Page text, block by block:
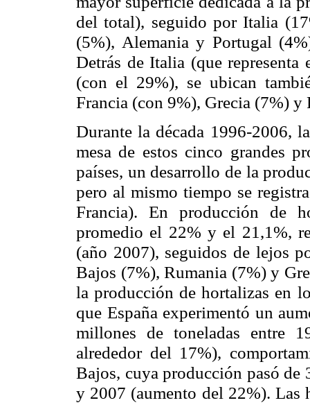
del total), seguido por Italia
(5%), Alemania y Portugal
Detrás de Italia (que
(con el 29%), se ubican
Francia (con 9%), Grecia (7%) y
Durante la década 1996-2006,
mesa de estos cinco grandes
países, un desarrollo de la
pero al mismo tiempo se
Francia). En producción de
promedio el 22% y el 21,1%,
(año 2007), seguidos de lejos
Bajos (7%), Rumania (7%) y
la producción de hortalizas en
que España experimentó un
millones de toneladas entre
alrededor del 17%),
Bajos, cuya producción pasó de
y 2007 (aumento del 22%). Las